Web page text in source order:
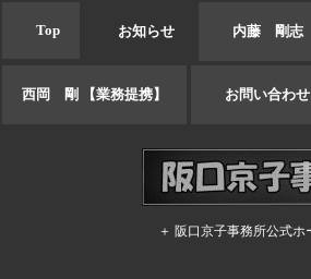
Top お知らせ 内藤 剛志
西岡 剛 【業務提携】 お問い合わせ
＋ 阪口京子事務所公式ホ